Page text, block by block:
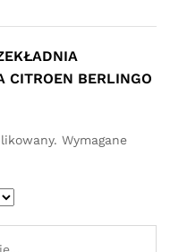
CITROEN BERLINGO
Wymagane